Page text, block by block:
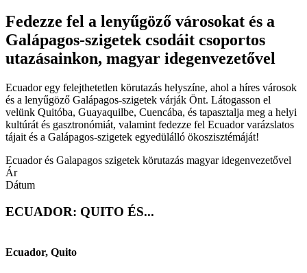
Fedezze fel a lenyűgöző városokat és a
Galápagos-szigetek csodáit csoportos
utazásainkon, magyar idegenvezetővel
Ecuador egy felejthetetlen körutazás helyszíne, ahol a híres városok
és a lenyűgöző Galápagos-szigetek várják Önt. Látogasson el
velünk Quitóba, Guayaquilbe, Cuencába, és tapasztalja meg a helyi
kultúrát és gasztronómiát, valamint fedezze fel Ecuador varázslatos
tájait és a Galápagos-szigetek egyedülálló ökoszisztémáját!
Ecuador és Galapagos szigetek körutazás magyar idegenvezetővel
Ár
Dátum
ECUADOR: QUITO ÉS...
Ecuador, Quito